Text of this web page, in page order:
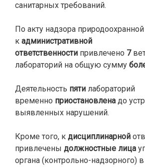
санитарных требований.
По акту надзора
к административной
ответственности привлечено 7
лабораторий на общую сумму
Деятельность пяти лабораторий
временно приостановлена до
выявленных нарушений.
Кроме того, к дисциплинарной
привлечены должностные лица
органа (контрольно-надзорного)